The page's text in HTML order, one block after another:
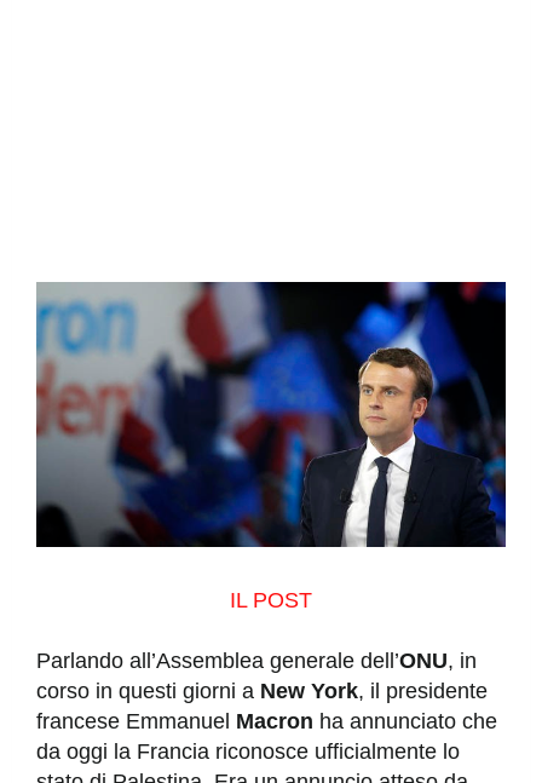
IL POST
Parlando all’Assemblea generale dell’ONU, in
corso in questi giorni a New York, il presidente
francese Emmanuel Macron ha annunciato che
da oggi la Francia riconosce ufficialmente lo